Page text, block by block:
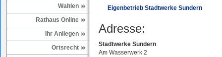
Wahlen
Rathaus Online
Ihr Anliegen
Ortsrecht
Eigenbetrieb Stadtwerke Sundern
Adresse:
Stadtwerke Sundern
Am Wasserwerk 2